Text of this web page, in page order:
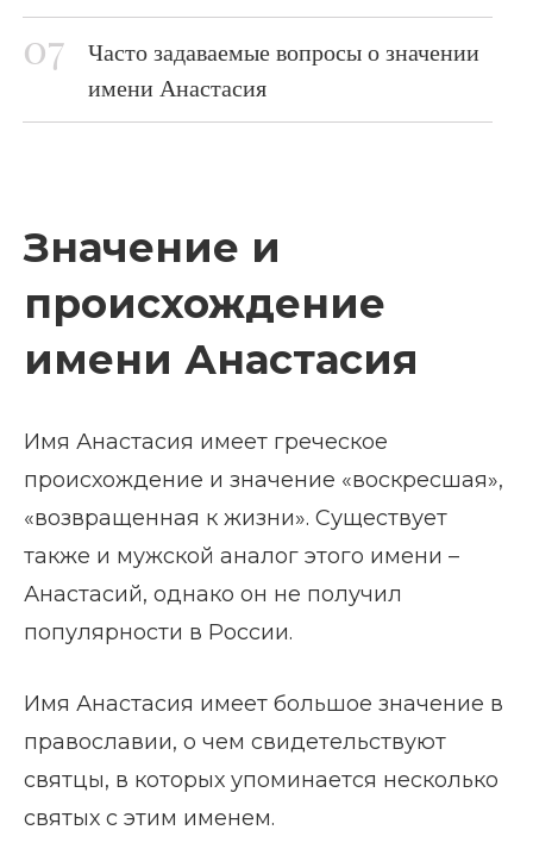
Часто задаваемые вопросы о значении
имени Анастасия
Значение и
происхождение
имени Анастасия
Имя Анастасия имеет греческое
происхождение и значение «воскресшая»,
«возвращенная к жизни». Существует
также и мужской аналог этого имени –
Анастасий, однако он не получил
популярности в России.
Имя Анастасия имеет большое значение в
православии, о чем свидетельствуют
святцы, в которых упоминается несколько
святых с этим именем.